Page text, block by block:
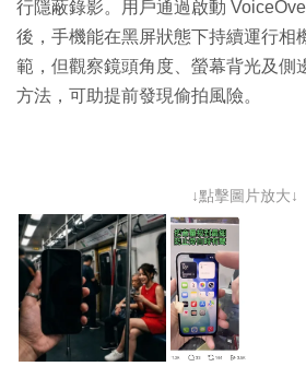
行隱蔽錄影。用戶通過啟動
後，手機能在黑屏狀態下持續運行相
範，但觀察鏡頭角度、螢幕背光及側
方法，可助提前發現偷拍風險。
↓點擊圖片放大↓